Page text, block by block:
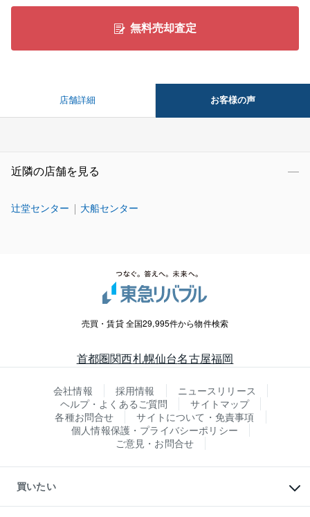
無料売却査定
店舗詳細 お客様の声
近隣の店舗を見る
辻堂センター 大船センター
売買・賃貸 全国29,995件から物件検索
首都圏関西札幌仙台名古屋福岡
会社情報 採用情報
ニュースリリース
ヘルプ・よくあるご質問
サイトマップ
各種お問合せ
サイトについて・免責事項
個人情報保護・プライバシーポリシー
ご意見・お問合せ
買いたい